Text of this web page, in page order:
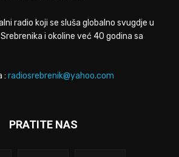
radio koji se sluša globalno svugdje u
i okoline već 40 godina sa
: radiosrebrenik@yahoo.com
PRATITE NAS